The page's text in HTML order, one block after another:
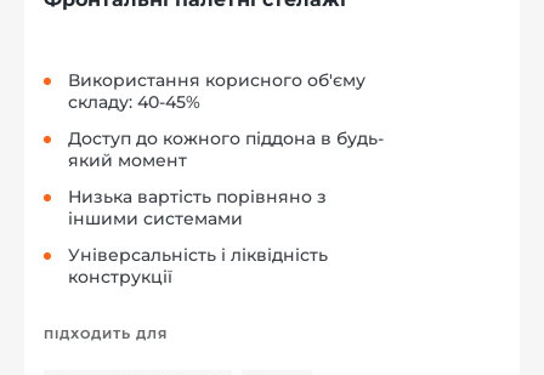
Використання корисного об'єму
складу: 40-45%
Доступ до кожного піддона в будь-
який момент
Низька вартість порівняно з
іншими системами
Універсальність і ліквідність
конструкції
ПІДХОДИТЬ ДЛЯ